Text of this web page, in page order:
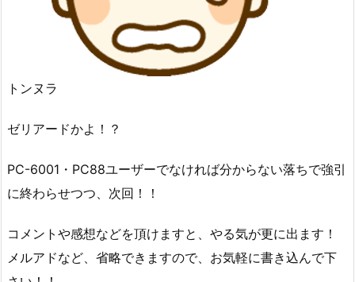
トンヌラ
ゼリアードかよ！？
PC-6001・PC88ユーザーでなければ分からない落ちで強引
に終わらせつつ、次回！！
コメントや感想などを頂けますと、やる気が更に出ます！
メルアドなど、省略できますので、お気軽に書き込んで下